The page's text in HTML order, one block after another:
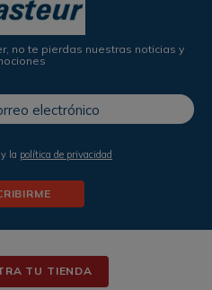
no te pierdas nuestras noticias y
y la política de privacidad
TU TIENDA